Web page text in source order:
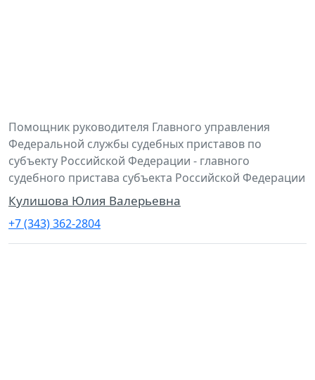
Помощник руководителя Главного управления
Федеральной службы судебных приставов по
субъекту Российской Федерации - главного
судебного пристава субъекта Российской Федерации
Кулишова Юлия Валерьевна
+7 (343) 362-2804